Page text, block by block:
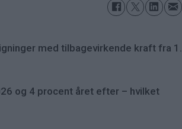
med tilbagevirkende kraft fra 1.
og 4 procent året efter – hvilket